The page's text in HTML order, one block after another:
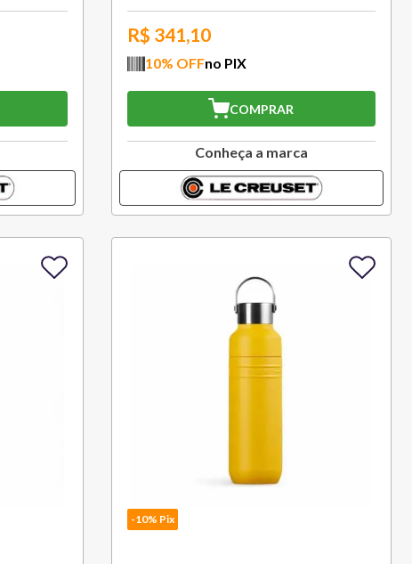
R$ 341,10
10% OFFno PIX
COMPRAR
Conheça a marca
-10% Pix